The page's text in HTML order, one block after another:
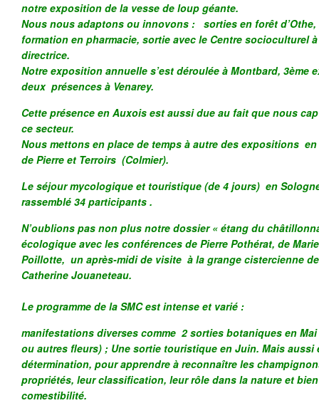
notre exposition de la vesse de loup géante.
Nous nous adaptons ou innovons : sorties en forêt d’Othe,
formation en pharmacie, sortie avec le Centre socioculturel
directrice.
Notre exposition annuelle s’est déroulée à Montbard,
deux présences à Venarey.
Cette présence en Auxois est aussi due au fait que nous
ce secteur.
Nous mettons en place de temps à autre des expositions
de Pierre et Terroirs (Colmier).
Le séjour mycologique et touristique (de 4 jours) en
rassemblé 34 participants .
N’oublions pas non plus notre dossier « étang du
écologique avec les conférences de Pierre Pothérat, de
Poillotte, un après-midi de visite à la grange cistercienne
Catherine Jouaneteau.
Le programme de la SMC est intense et varié :
manifestations diverses comme 2 sorties botaniques en
ou autres fleurs) ; Une sortie touristique en Juin. Mais aussi
détermination, pour apprendre à reconnaître les
propriétés, leur classification, leur rôle dans la nature et
comestibilité.